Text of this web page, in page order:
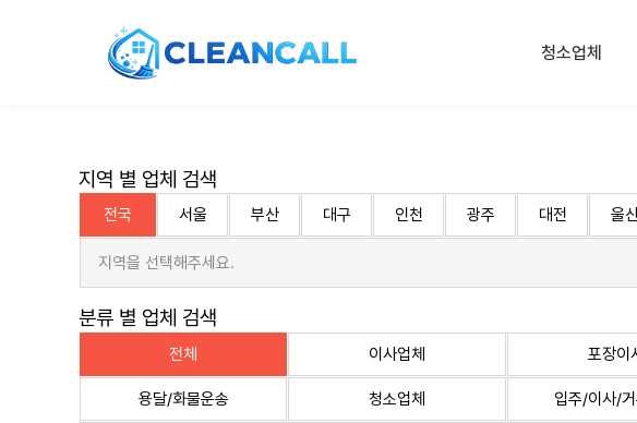
청소업체
지역 별 업체 검색
전국 서울 부산 대구 인천 광주 대전 울
지역을 선택해주세요.
분류 별 업체 검색
전체 이사업체 포장이
용달/화물운송 청소업체 입주/이사/